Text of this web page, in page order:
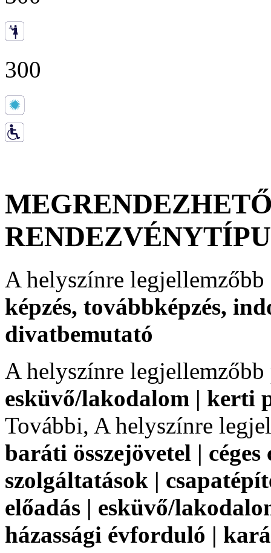
300
A helyszínre
képzés, továbbképzés,
divatbemutató
A helyszínre
esküvő/lakodalom | kerti
További, A helyszínre
baráti összejövetel |
szolgáltatások |
előadás | esküvő/
házassági évforduló |